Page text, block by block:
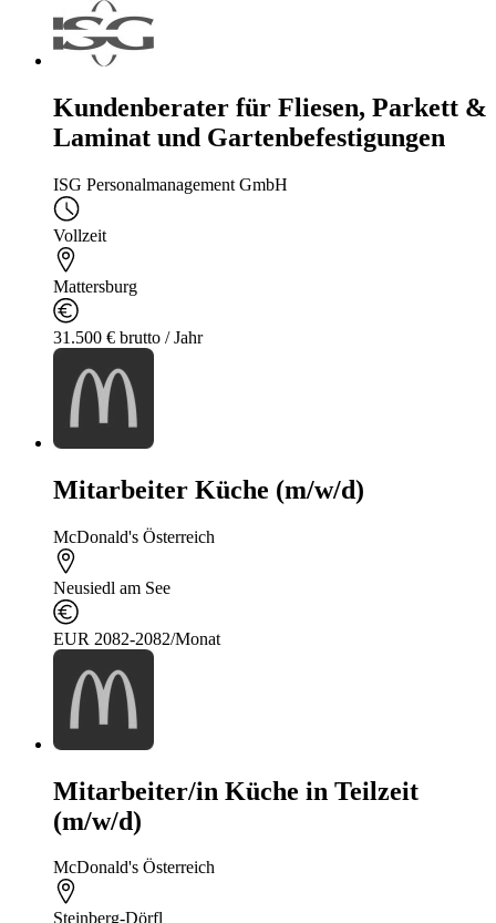
Kundenberater für Fliesen, Parkett &
Laminat und Gartenbefestigungen
ISG Personalmanagement GmbH
Vollzeit
Mattersburg
31.500 € brutto / Jahr
Mitarbeiter Küche (m/w/d)
McDonald's Österreich
Neusiedl am See
EUR 2082-2082/Monat
Mitarbeiter/in Küche in Teilzeit
(m/w/d)
McDonald's Österreich
Steinberg-Dörfl